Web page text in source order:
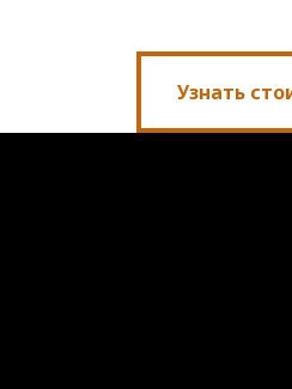
Узнать